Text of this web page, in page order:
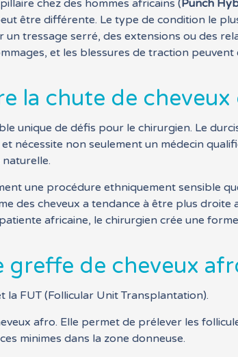
chez des hommes africains (Punch
être différente. Le type de condition le
tressage serré, des extensions ou des
et les blessures de traction
la chute de cheveux
unique de défis pour le chirurgien. Le
non seulement un médecin
une procédure ethniquement sensible
des cheveux a tendance à être plus droite
africaine, le chirurgien crée une
greffe de cheveux
la FUT (Follicular Unit Transplantation).
afro. Elle permet de prélever les
minimes dans la zone donneuse.